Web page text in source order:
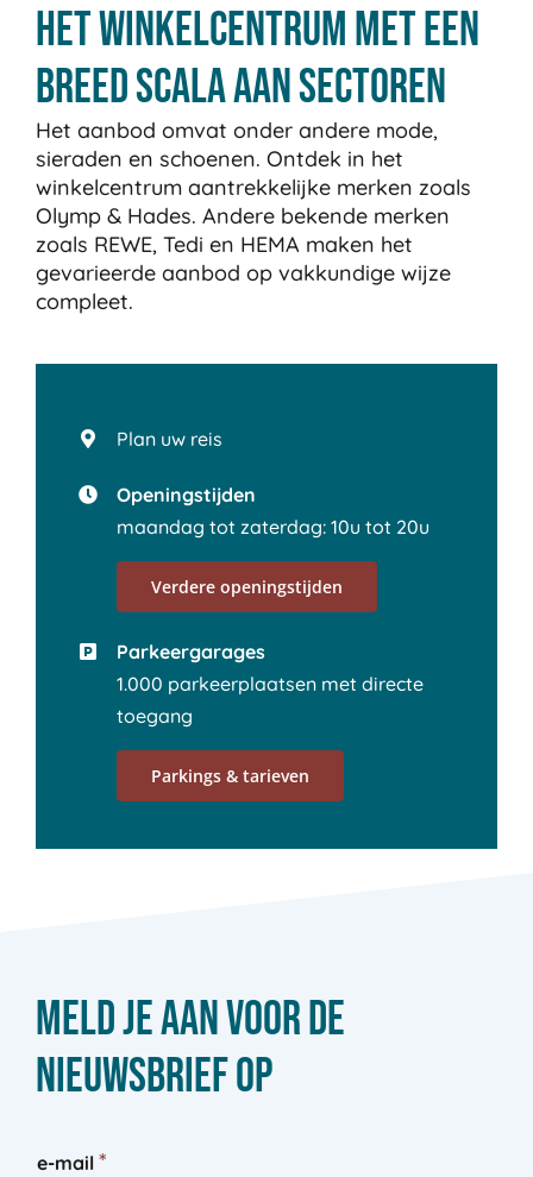
Het winkelcentrum met een
breed scala aan sectoren
Het aanbod omvat onder andere mode,
sieraden en schoenen. Ontdek in het
winkelcentrum aantrekkelijke merken zoals
Olymp & Hades. Andere bekende merken
zoals REWE, Tedi en HEMA maken het
gevarieerde aanbod op vakkundige wijze
compleet.
Plan uw reis
Openingstijden
maandag tot zaterdag: 10u tot 20u
Verdere openingstijden
Parkeergarages
1.000 parkeerplaatsen met directe
toegang
Parkings & tarieven
Meld je aan voor de
nieuwsbrief op
e-mail *